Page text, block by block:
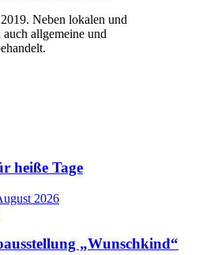
Neben lokalen und
allgemeine und
heiße Tage
2026
„Wunschkind“